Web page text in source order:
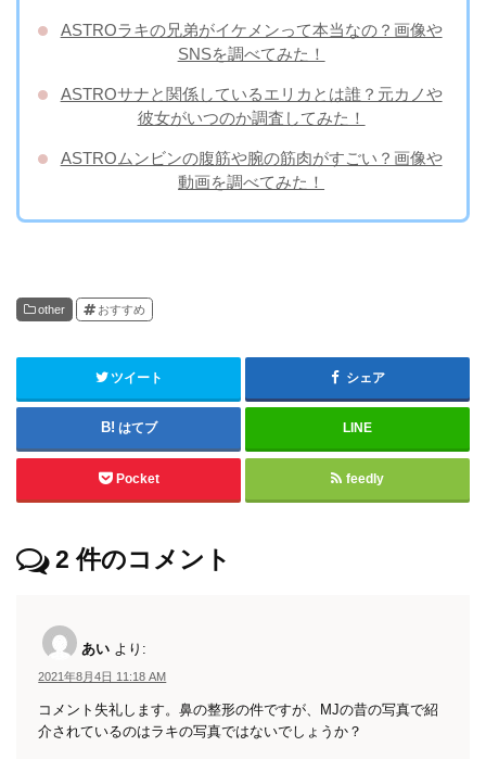
ASTROラキの兄弟がイケメンって本当なの？画像や
SNSを調べてみた！
ASTROサナと関係しているエリカとは誰？元カノや
彼女がいつのか調査してみた！
ASTROムンビンの腹筋や腕の筋肉がすごい？画像や
動画を調べてみた！
other おすすめ
ツイート シェア
はてブ LINE
Pocket feedly
2 件のコメント
あい より:
2021年8月4日 11:18 AM
コメント失礼します。鼻の整形の件ですが、MJの昔の写真で紹
介されているのはラキの写真ではないでしょうか？